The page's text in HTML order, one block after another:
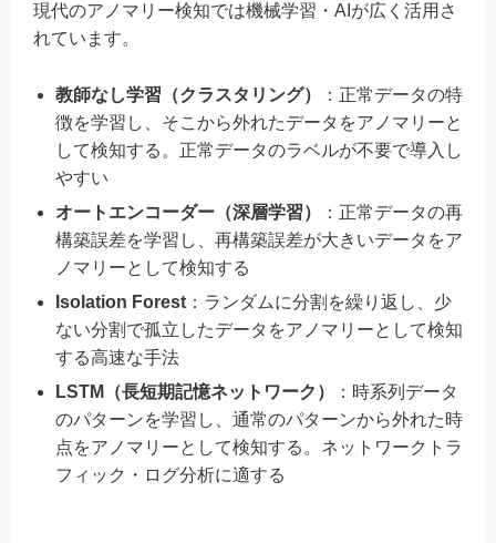
現代のアノマリー検知では機械学習・AIが広く活用さ
れています。
教師なし学習（クラスタリング）
：正常データの特
徴を学習し、そこから外れたデータをアノマリーと
して検知する。正常データのラベルが不要で導入し
やすい
オートエンコーダー（深層学習）
：正常データの再
構築誤差を学習し、再構築誤差が大きいデータをア
ノマリーとして検知する
Isolation Forest ：ランダムに分割を繰り返し、少
ない分割で孤立したデータをアノマリーとして検知
する高速な手法
LSTM（長短期記憶ネットワーク）
：時系列データ
のパターンを学習し、通常のパターンから外れた時
点をアノマリーとして検知する。ネットワークトラ
フィック・ログ分析に適する